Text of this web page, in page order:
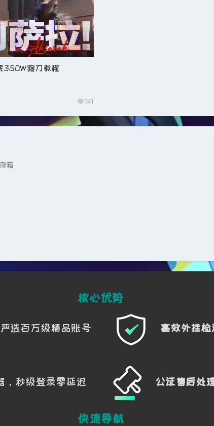
露其位置。
的进攻方向。
迹。
或撤离。
时间完成击杀。
。
350W跑刀教程
341
核心优势
选百万级精品账号 高效外挂检
，秒级登录零延迟 公证售后处
快速导航